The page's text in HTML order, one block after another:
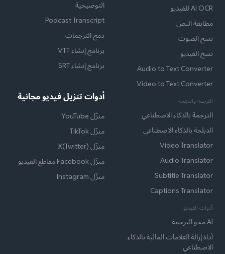
AI OCR للفيديو
مطابقة النص
نسخ الصوت
نسخ الفيديو
Audio to Text Converter
Video to Text Converter
الترجمة والدبلجة
الترجمة بالذكاء الاصطناعي
الدبلجة بالذكاء الاصطناعي
Video Translator
Audio Translator
Subtitle Translator
Captions Translator
أدوات الفيديو
AI محو الترجمة
أداة إزالة العلامات المائية بالذكاء
الاصطناعي
التوضيحية
Podcast Transcript
دمج الترجمات
برنامج إنشاء VTT
برنامج إنشاء SRT
أدوات تنزيل فيديو مجانية
منزّل YouTube
منزّل TikTok
منزّل X(Twitter)
منزّل Facebook مقاطع الفيديو
منزّل Instagram